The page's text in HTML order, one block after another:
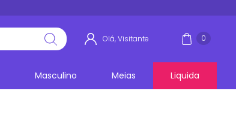
Olá, Visitante 0
Masculino Meias Liquida